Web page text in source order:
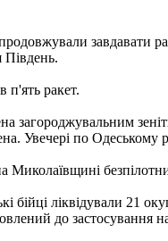
завдавати
Південь.
п'ять ракет.
загороджувальним
Увечері по Одеському
бійці ліквідували 21
до застосування